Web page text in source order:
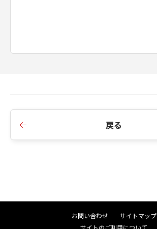
戻る
お問い合わせ
サイトマップ
サイトのご利用について